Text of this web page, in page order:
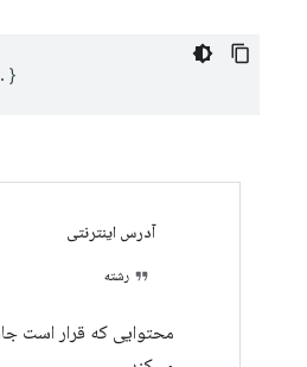
آدرس اینترنتی
رشته
محتوایی که قرار است